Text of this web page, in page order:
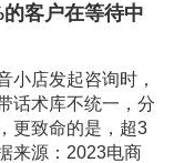
客户在等待中
小店发起咨询时，
话术库不统一，分
更致命的是，超3
来源：2023电商